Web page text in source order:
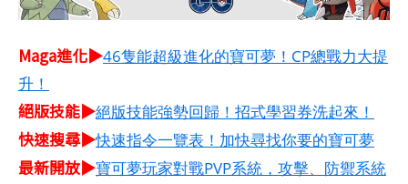
Maga進化▶46隻能超級進化的寶可夢！CP總戰力大提
升！
絕版技能▶絕版技能強勢回歸！招式學習券洗起來！
快速搜尋▶快速指令一覽表！加快尋找你要的寶可夢
最新開放▶寶可夢玩家對戰PVP系統，攻擊、防禦系統